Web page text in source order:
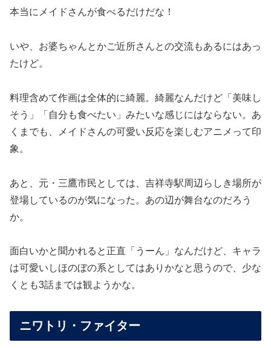
本当にメイドさんが食べるだけだな！
いや、お婆ちゃんとかご近所さんとの交流もあるにはあっ
たけど。
料理含めて作画は全体的に綺麗。綺麗なんだけど「美味し
そう」「自分も食べたい」みたいな感じにはならない。あ
くまでも、メイドさんの可愛い反応を楽しむアニメって印
象。
あと、元・三鷹市民としては、吉祥寺駅周辺らしき場所が
登場しているのが気になった。あの辺が舞台なのだろう
か。
面白いかと聞かれると正直「うーん」なんだけど、キャラ
は可愛いしほのぼの系としてはありかなと思うので、少な
くとも3話までは観ようかな。
ニワトリ・ファイター